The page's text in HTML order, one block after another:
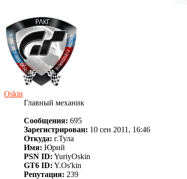
Oskin
Главный механик
Сообщения: 695
Зарегистрирован: 10 сен 2011, 16:46
Откуда: г.Тула
Имя: Юрий
PSN ID: YuriyOskin
GT6 ID: Y.Os'kin
Репутация: 239